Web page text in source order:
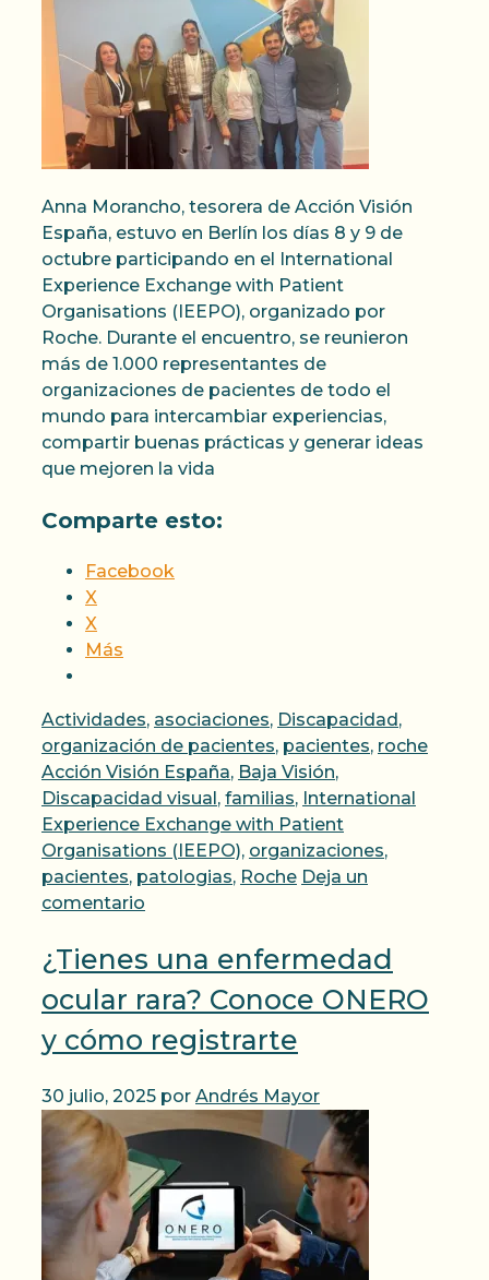
Anna Morancho, tesorera de Acción Visión
España, estuvo en Berlín los días 8 y 9 de
octubre participando en el International
Experience Exchange with Patient
Organisations (IEEPO), organizado por
Roche. Durante el encuentro, se reunieron
más de 1.000 representantes de
organizaciones de pacientes de todo el
mundo para intercambiar experiencias,
compartir buenas prácticas y generar ideas
que mejoren la vida
Comparte esto:
Facebook
X
X
Más
Categorías
Actividades, asociaciones, Discapacidad ,
organización de pacientes, pacientes, roche
Acción Visión España, Baja Visión,
Discapacidad visual , familias, International
Experience Exchange with Patient
Organisations (IEEPO), organizaciones,
pacientes, patologias, Roche Deja un
comentario
¿Tienes una enfermedad
ocular rara? Conoce ONERO
y cómo registrarte
30 julio, 2025 por Andrés Mayor